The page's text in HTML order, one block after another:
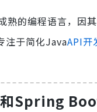
熟的编程语言，因
注于简化JavaAPI开
Spring